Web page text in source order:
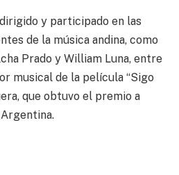
dirigido y participado en las
de la música andina, como
Prado y William Luna, entre
musical de la película “Sigo
que obtuvo el premio a